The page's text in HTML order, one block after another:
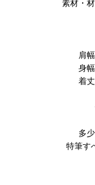
素材・
肩幅
身幅
着丈
多
特筆す